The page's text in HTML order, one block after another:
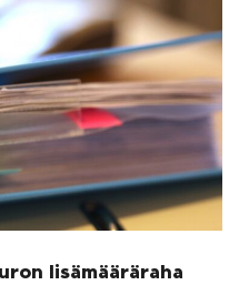
lisämääräraha